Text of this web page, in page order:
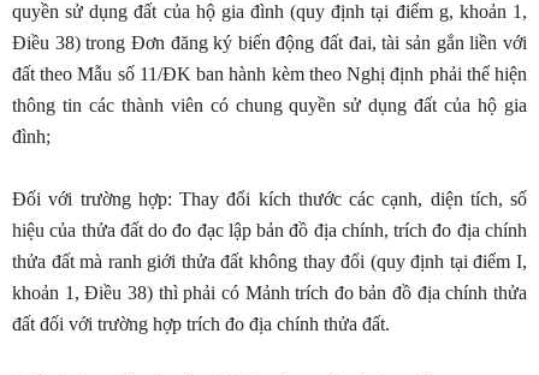
quyền sử dụng đất của hộ gia đình (quy định tại điểm g, khoản 1,
Điều 38) trong Đơn đăng ký biến động đất đai, tài sản gắn liền với
đất theo Mẫu số 11/ĐK ban hành kèm theo Nghị định phải thể hiện
thông tin các thành viên có chung quyền sử dụng đất của hộ gia
đình;
Đối với trường hợp: Thay đổi kích thước các cạnh, diện tích, số
hiệu của thửa đất do đo đạc lập bản đồ địa chính, trích đo địa chính
thửa đất mà ranh giới thửa đất không thay đổi (quy định tại điểm I,
khoản 1, Điều 38) thì phải có Mảnh trích đo bản đồ địa chính thửa
đất đối với trường hợp trích đo địa chính thửa đất.